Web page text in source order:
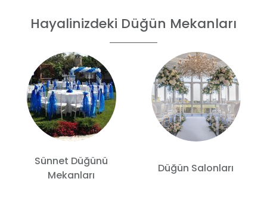
Hayalinizdeki Düğün Mekanları
Sünnet Düğünü
Mekanları
Düğün Salonları